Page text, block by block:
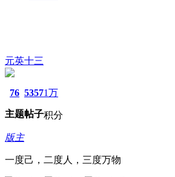
元英十三
76
主题
5357
帖子
1万
积分
版主
一度己，二度人，三度万物